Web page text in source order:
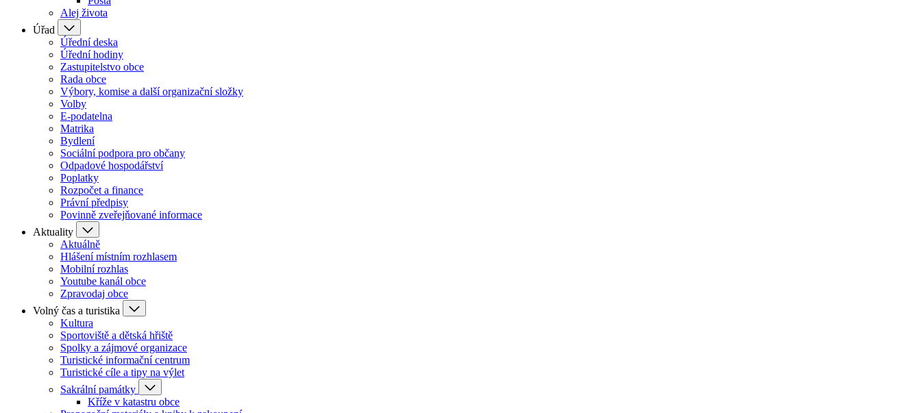
Alej života
Úřad
Úřední deska
Úřední hodiny
Zastupitelstvo obce
Rada obce
Výbory, komise a další organizační složky
Volby
E-podatelna
Matrika
Bydlení
Sociální podpora pro občany
Odpadové hospodářství
Poplatky
Rozpočet a finance
Právní předpisy
Povinně zveřejňované informace
Aktuality
Aktuálně
Hlášení místním rozhlasem
Mobilní rozhlas
Youtube kanál obce
Zpravodaj obce
Volný čas a turistika
Kultura
Sportoviště a dětská hřiště
Spolky a zájmové organizace
Turistické informační centrum
Turistické cíle a tipy na výlet
Sakrální památky
Kříže v katastru obce